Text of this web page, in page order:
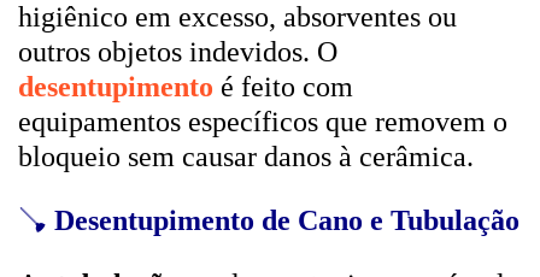
higiênico em excesso, absorventes ou
outros objetos indevidos. O
desentupimento é feito com
equipamentos específicos que removem o
bloqueio sem causar danos à cerâmica.
🪠 Desentupimento de Cano e Tubulação